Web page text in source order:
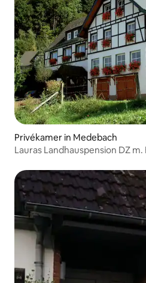
Privékamer in Medebach
Lauras Landhauspension DZ m.